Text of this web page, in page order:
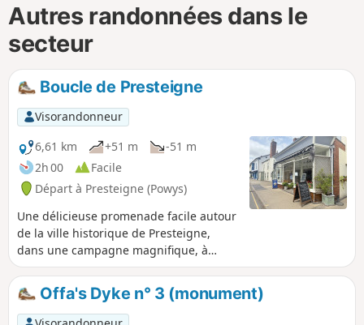
Autres randonnées dans le
secteur
Boucle de Presteigne
Visorandonneur
6,61 km
+51 m
-51 m
2h 00
Facile
Départ à Presteigne (Powys)
Une délicieuse promenade facile autour
de la ville historique de Presteigne,
dans une campagne magnifique, à
proximité des vaches et des moutons
locaux, et nous avons vu quelques
lapins en chemin. Une partie de
l'itinéraire suit la rivière Lugg (Powys)
Offa's Dyke n° 3 (monument)